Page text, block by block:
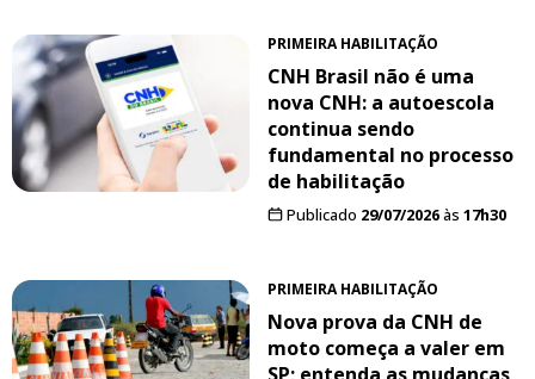
PRIMEIRA HABILITAÇÃO
CNH Brasil não é uma
nova CNH: a autoescola
continua sendo
fundamental no processo
de habilitação
Publicado 29/07/2026às 17h30
PRIMEIRA HABILITAÇÃO
Nova prova da CNH de
moto começa a valer em